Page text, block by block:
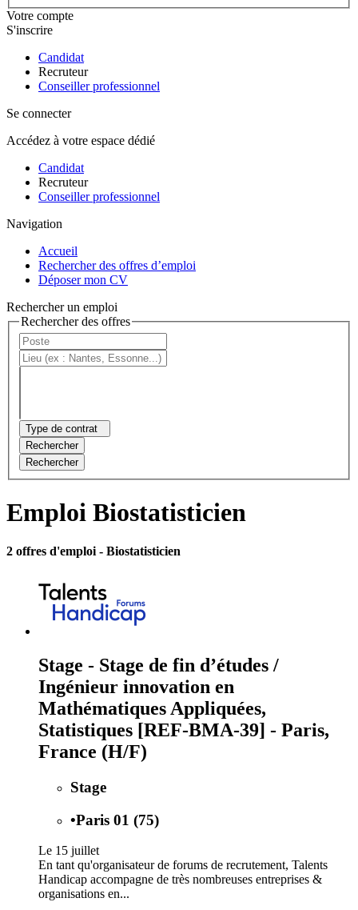
Votre compte
S'inscrire
Candidat
Recruteur
Conseiller professionnel
Se connecter
Accédez à votre espace dédié
Candidat
Recruteur
Conseiller professionnel
Navigation
Accueil
Rechercher des offres d’emploi
Déposer mon CV
Rechercher un emploi
Rechercher des offres
Type de contrat
Rechercher
Rechercher
Emploi Biostatisticien
2 offres d'emploi - Biostatisticien
Stage - Stage de fin d’études /
Ingénieur innovation en
Mathématiques Appliquées,
Statistiques [REF-BMA-39] - Paris,
France (H/F)
Stage
•Paris 01 (75)
Le 15 juillet
En tant qu'organisateur de forums de recrutement, Talents
Handicap accompagne de très nombreuses entreprises &
organisations en...